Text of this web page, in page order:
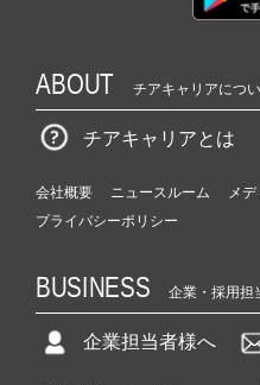
ABOUT チアキャリアにつ
チアキャリアとは
会社概要 ニュースルーム
メ
プライバシーポリシー
BUSINESS 企業・採用担
企業担当者様へ